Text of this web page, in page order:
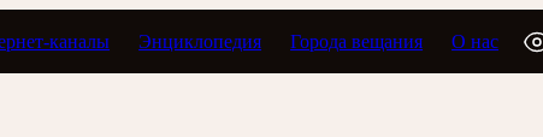
каналы Энциклопедия Города вещания О нас